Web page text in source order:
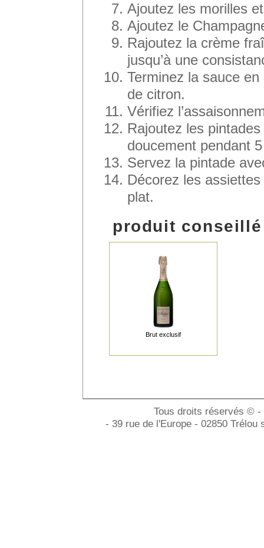
Ajoutez les morilles
Ajoutez le
Rajoutez la crème
jusqu’à une
Terminez la sauce
de citron.
Vérifiez
Rajoutez les
doucement pendant
Servez la pintade
Décorez les
plat.
produit
Brut exclusif
Tous droits réservés © -
- 39 rue de l'Europe - 02850